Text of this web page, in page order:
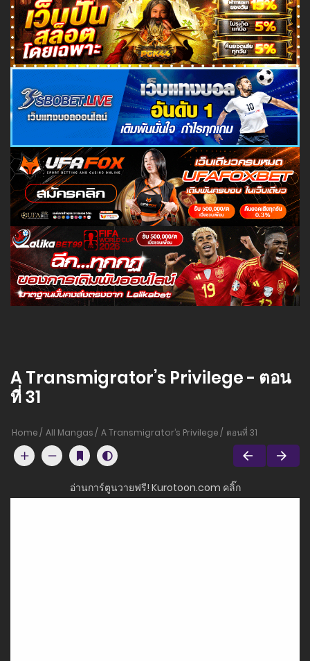
A Transmigrator’s Privilege - ตอน
ที่ 31
Home All Mangas A Transmigrator’s Privilege ตอนที่ 31
อ่านการ์ตูนวายฟรี! Kurotoon.com คลิ๊ก